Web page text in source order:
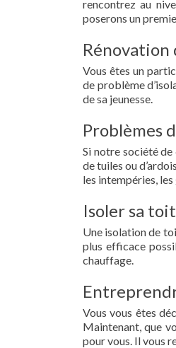
rencontrez au
poserons un
Rénovation
Vous êtes un
de problème
de sa jeunesse.
Problèmes
Si notre société
de tuiles ou
les intempéries,
Isoler sa
Une isolation de
plus efficace
chauffage.
Vous vous êtes
Maintenant, que
pour vous. Il vous